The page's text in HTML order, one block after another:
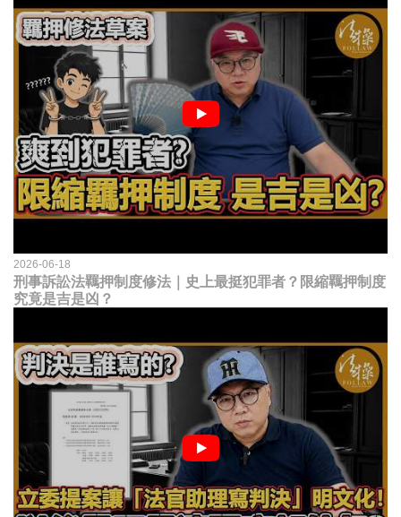
2026-06-18
刑事訴訟法羈押制度修法｜史上最挺犯罪者？限縮羈押制度
究竟是吉是凶？